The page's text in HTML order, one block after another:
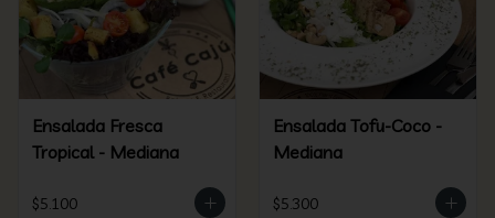
Ensalada Fresca
Tropical - Mediana
$5.100
Ensalada Tofu-Coco -
Mediana
$5.300